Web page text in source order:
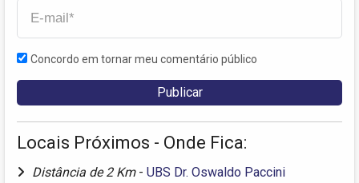
Concordo em tornar meu comentário público
Locais Próximos - Onde Fica:
Distância de 2 Km - UBS Dr. Oswaldo Paccini